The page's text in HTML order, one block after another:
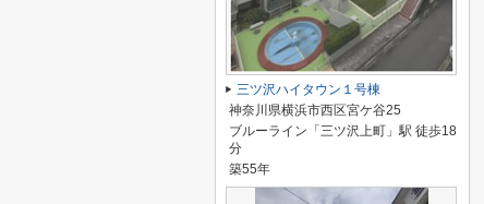
三ツ沢ハイタウン１号棟
神奈川県横浜市西区宮ケ谷25
ブルーライン「三ツ沢上町」駅 徒歩18
分
築55年